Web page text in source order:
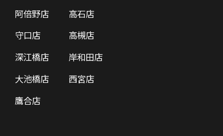
阿倍野店
守口店
深江橋店
大池橋店
鷹合店
高石店
高槻店
岸和田店
西宮店